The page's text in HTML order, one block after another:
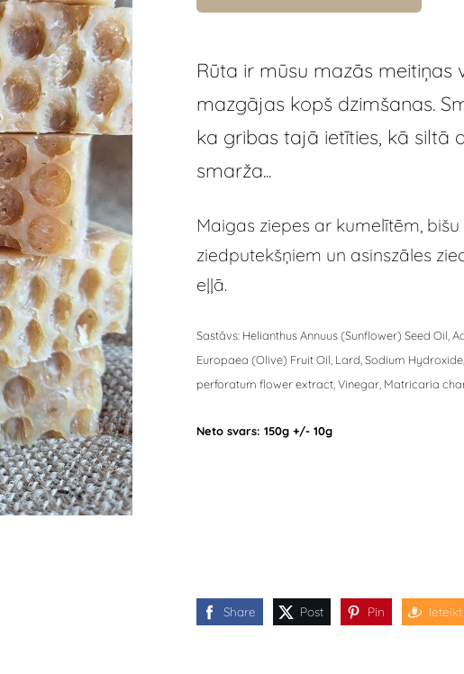
Rūta ir mūsu mazās meitiņas
mazgājas kopš dzimšanas.
ka gribas tajā ietīties, kā siltā
smarža...
Maigas ziepes ar kumelītēm,
ziedputekšņiem un asinszāles
eļļā.
Sastāvs: Helianthus Annuus (Sunflower) Seed Oil,
Europaea (Olive) Fruit Oil, Lard, Sodium
perforatum flower extract, Vinegar, Matricaria
Neto svars: 150g +/- 10g
Share Post Pin Ieteikt